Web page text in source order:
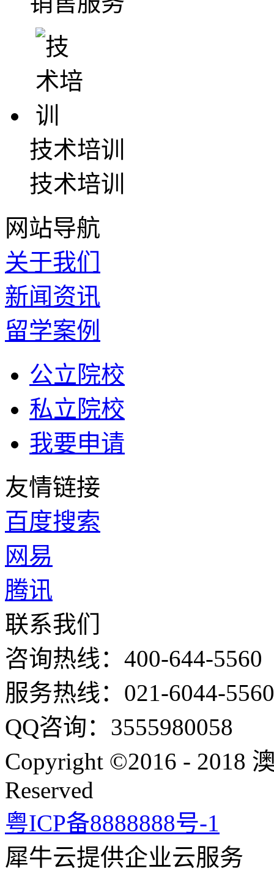
技术培训
技术培训
网站导航
关于我们
新闻资讯
留学案例
公立院校
私立院校
我要申请
友情链接
百度搜索
网易
腾讯
联系我们
咨询热线：400-644-5560
服务热线：021-6044-
QQ咨询：3555980058
Copyright ©2016 - 2018
Reserved
粤ICP备8888888号-1
犀牛云提供企业云服务